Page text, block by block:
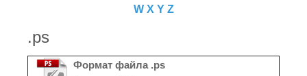
W X Y Z
.ps
Формат файла .ps